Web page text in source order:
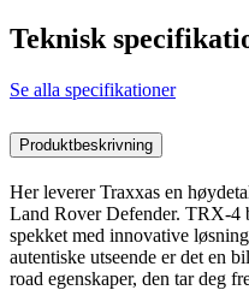
Teknisk
Se alla specifikationer
Produktbeskrivning
Her leverer Traxxas en
Land Rover Defender. TRX-4
spekket med innovative
autentiske utseende er det en
road egenskaper, den tar deg